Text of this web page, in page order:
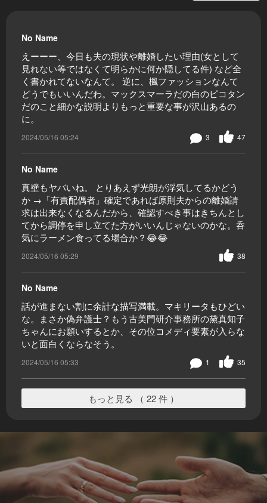
No Name
えーーー、今日も夫の現状や離婚したい理由(女として
見れない等ではなくて明らかに何か隠してる件) など全
く書かれてないなんて。 逆に、楓ファッションなんて
どうでもいいんだわ。マックスマーラだの白のピコタン
だのこと細かな説明よりもっと重要な事が沢山あるの
に。
2024/05/16 05:24 47
3
No Name
真壁もヤバいね。 とりあえず光朗が浮気してるかどう
か →「有責配偶者」確定であれば原則夫からの離婚請
求は出来なくなるんだから、確認すべき事はきちんとし
てから調停を申し立てた方がいいんじゃないのかな。呑
気にラーメン食ってる場合か？😂😂
2024/05/16 05:29 38
No Name
話が進まない割に余計な描写満載。マキリータもひどい
な。まさか偽弁護士？もう古美門研介事務所の黛真知子
ちゃんにお願いするとか、その位コメディ要素が入らな
いと面白くならなそう。
2024/05/16 05:33 35
1
もっと見る （ 22 件 ）